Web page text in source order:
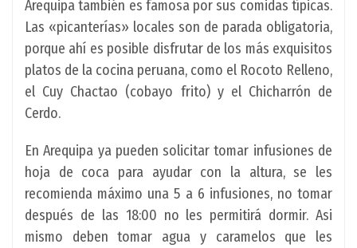
Arequipa también es famosa por sus comidas típicas.
Las «picanterías» locales son de parada obligatoria,
porque ahí es posible disfrutar de los más exquisitos
platos de la cocina peruana, como el Rocoto Relleno,
el Cuy Chactao (cobayo frito) y el Chicharrón de
Cerdo.
En Arequipa ya pueden solicitar tomar infusiones de
hoja de coca para ayudar con la altura, se les
recomienda máximo una 5 a 6 infusiones, no tomar
después de las 18:00 no les permitirá dormir. Asi
mismo deben tomar agua y caramelos que les